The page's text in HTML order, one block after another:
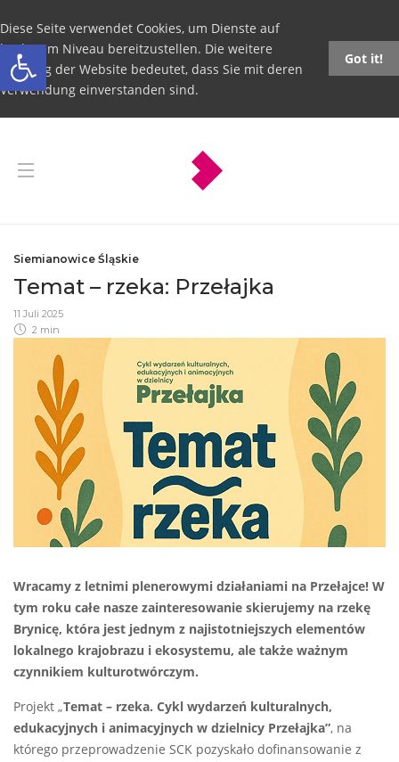
Open toolbar
Diese Seite verwendet Cookies, um Dienste auf
höchstem Niveau bereitzustellen. Die weitere
Nutzung der Website bedeutet, dass Sie mit deren
Verwendung einverstanden sind.
Got it!
Siemianowice Śląskie
Temat – rzeka: Przełajka
11 Juli 2025
2 min
Wracamy z letnimi plenerowymi działaniami na Przełajce! W
tym roku całe nasze zainteresowanie skierujemy na rzekę
Brynicę, która jest jednym z najistotniejszych elementów
lokalnego krajobrazu i ekosystemu, ale także ważnym
czynnikiem kulturotwórczym.
Projekt „Temat – rzeka. Cykl wydarzeń kulturalnych,
edukacyjnych i animacyjnych w dzielnicy Przełajka”, na
którego przeprowadzenie SCK pozyskało dofinansowanie z